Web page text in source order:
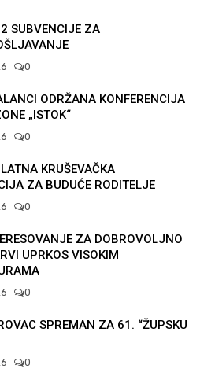
SUBVENCIJE ZA
0
ODRŽANA KONFERENCIJA
„ISTOK“
0
KRUŠEVAČKA
ZA BUDUĆE RODITELJE
0
ZA DOBROVOLJNO
UPRKOS VISOKIM
0
SPREMAN ZA 61. “ŽUPSKU
0